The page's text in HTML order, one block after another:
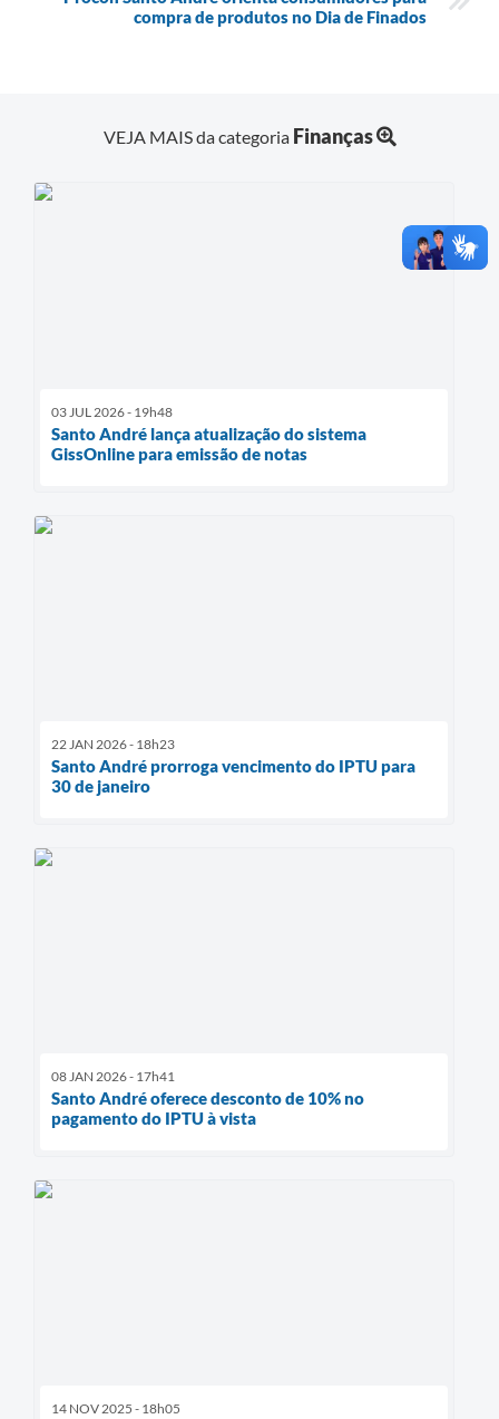
compra de produtos no Dia de Finados
VEJA MAIS da categoria Finanças
03 JUL 2026 - 19h48
Santo André lança atualização do sistema
GissOnline para emissão de notas
22 JAN 2026 - 18h23
Santo André prorroga vencimento do IPTU para
30 de janeiro
08 JAN 2026 - 17h41
Santo André oferece desconto de 10% no
pagamento do IPTU à vista
14 NOV 2025 - 18h05